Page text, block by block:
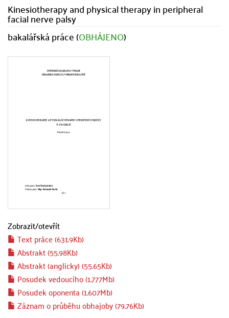
Kinesiotherapy and physical therapy in peripheral
facial nerve palsy
bakalářská práce (OBHÁJENO)
Zobrazit/otevřít
Text práce (631.9Kb)
Abstrakt (55.98Kb)
Abstrakt (anglicky) (55.65Kb)
Posudek vedoucího (1.777Mb)
Posudek oponenta (1.607Mb)
Záznam o průběhu obhajoby (79.76Kb)